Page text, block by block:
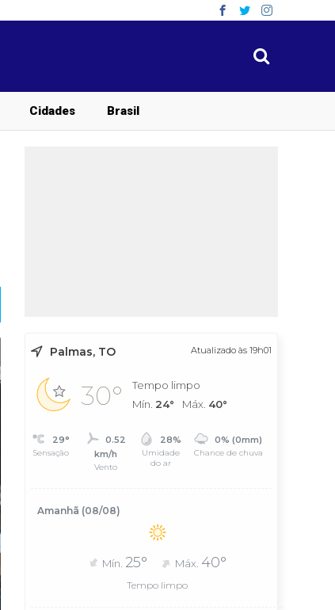
Cidades Brasil
Palmas, TO Atualizado às 19h01
30°
Tempo limpo
Mín. 24° Máx. 40°
29°
Sensação
0.52
km/h
Vento
28%
Umidade
do ar
0% (0mm)
Chance de chuva
Amanhã (08/08)
Mín. 25° Máx. 40°
Tempo limpo